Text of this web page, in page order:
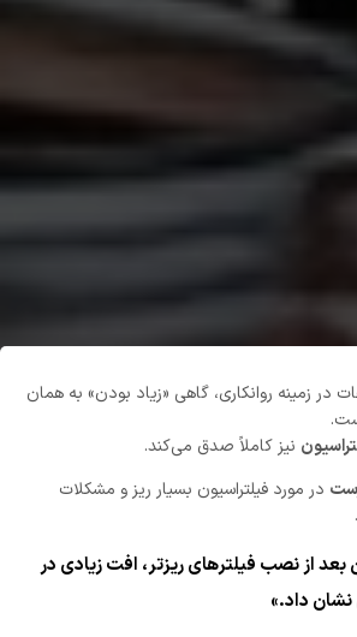
در زمینه روانکاری، گاهی «زیاد بودن» به همان
نیز کاملاً صدق می‌کند.
در مورد فیلتراسیون بسیار ریز و مشکلات
از نصب فیلترهای ریزتر، افت زیادی در
نشان داد.»